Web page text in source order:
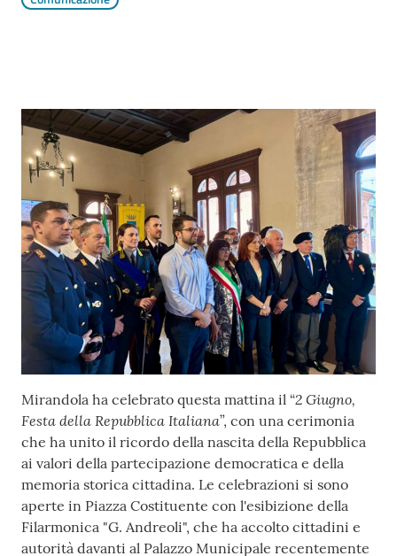
n
Tutti
gli
argomenti
Seguici
su
Contenuto
Mirandola ha celebrato questa mattina il “2 Giugno,
Festa della Repubblica Italiana”, con una cerimonia
che ha unito il ricordo della nascita della Repubblica
ai valori della partecipazione democratica e della
memoria storica cittadina. Le celebrazioni si sono
aperte in Piazza Costituente con l'esibizione della
Filarmonica "G. Andreoli", che ha accolto cittadini e
autorità davanti al Palazzo Municipale recentemente